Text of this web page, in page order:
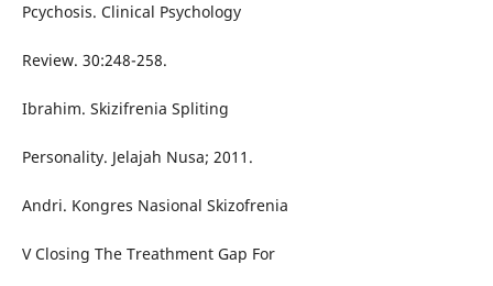
Pcychosis. Clinical Psychology
Review. 30:248-258.
Ibrahim. Skizifrenia Spliting
Personality. Jelajah Nusa; 2011.
Andri. Kongres Nasional Skizofrenia
V Closing The Treathment Gap For